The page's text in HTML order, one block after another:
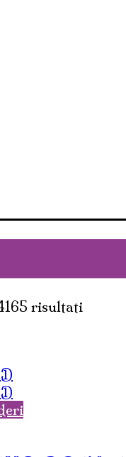
risultati